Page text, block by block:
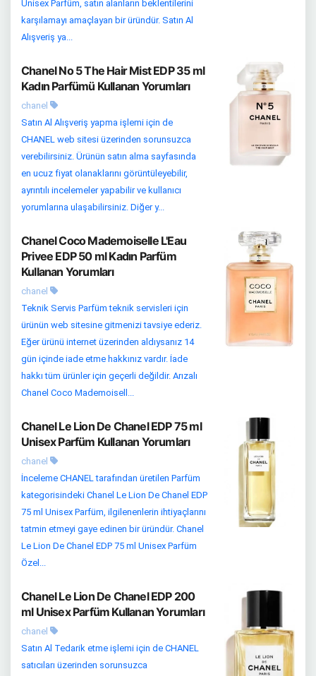
Unisex Parfüm, satın alanların beklentilerini
karşılamayı amaçlayan bir üründür. Satın Al
Alışveriş ya...
Chanel No 5 The Hair Mist EDP 35 ml
Kadın Parfümü Kullanan Yorumları
chanel
Satın Al Alışveriş yapma işlemi için de
CHANEL web sitesi üzerinden sorunsuzca
verebilirsiniz. Ürünün satın alma sayfasında
en ucuz fiyat olanaklarını görüntüleyebilir,
ayrıntılı incelemeler yapabilir ve kullanıcı
yorumlarına ulaşabilirsiniz. Diğer y...
Chanel Coco Mademoiselle L'Eau
Privee EDP 50 ml Kadın Parfüm
Kullanan Yorumları
chanel
Teknik Servis Parfüm teknik servisleri için
ürünün web sitesine gitmenizi tavsiye ederiz.
Eğer ürünü internet üzerinden aldıysanız 14
gün içinde iade etme hakkınız vardır. İade
hakkı tüm ürünler için geçerli değildir. Arızalı
Chanel Coco Mademoisell...
Chanel Le Lion De Chanel EDP 75 ml
Unisex Parfüm Kullanan Yorumları
chanel
İnceleme CHANEL tarafından üretilen Parfüm
kategorisindeki Chanel Le Lion De Chanel EDP
75 ml Unisex Parfüm, ilgilenenlerin ihtiyaçlarını
tatmin etmeyi gaye edinen bir üründür. Chanel
Le Lion De Chanel EDP 75 ml Unisex Parfüm
Özel...
Chanel Le Lion De Chanel EDP 200
ml Unisex Parfüm Kullanan Yorumları
chanel
Satın Al Tedarik etme işlemi için de CHANEL
satıcıları üzerinden sorunsuzca